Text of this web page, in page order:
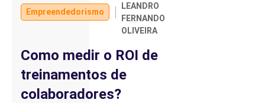
Empreendedorismo
LEANDRO
FERNANDO
OLIVEIRA
Como medir o ROI de
treinamentos de
colaboradores?